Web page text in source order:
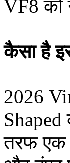
VF8 को
कैसा है
2026
तरफ एक